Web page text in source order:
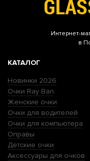
Интернет-
в
КАТАЛОГ
Новинки 2026
Очки Ray Ban
Женские очки
Очки для водителей
Очки для компьютера
Оправы
Детские очки
Аксессуары для очков